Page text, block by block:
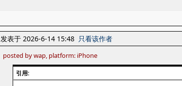
发表于 2026-6-14 15:48 只看该作者
posted by wap, platform: iPhone
引用: